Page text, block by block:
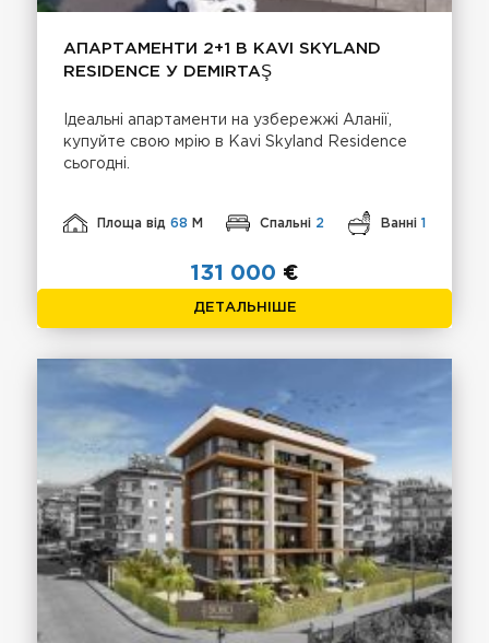
АПАРТАМЕНТИ 2+1 В KAVI SKYLAND
RESIDENCE У DEMIRTAŞ
Ідеальні апартаменти на узбережжі Аланії,
купуйте свою мрію в Kavi Skyland Residence
сьогодні.
Площа від68 М Спальні 2 Ванні 1
131 000 €
ДЕТАЛЬНІШЕ